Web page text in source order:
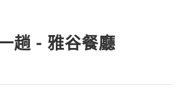
趟 - 雅谷餐廳